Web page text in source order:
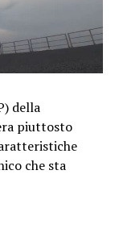
della
piuttosto
che sta